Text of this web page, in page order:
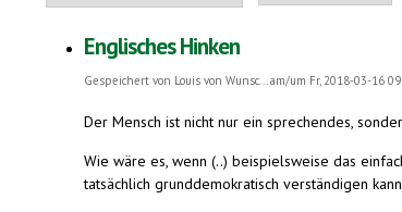
Englisches Hinken
Gespeichert von Louis von Wunsc...am/um Fr, 2018-03-16
Der Mensch ist nicht nur ein spre­chen­des,
Wie wäre es, wenn (..) beispielsweise das
tatsächlich grunddemokratisch verständigen